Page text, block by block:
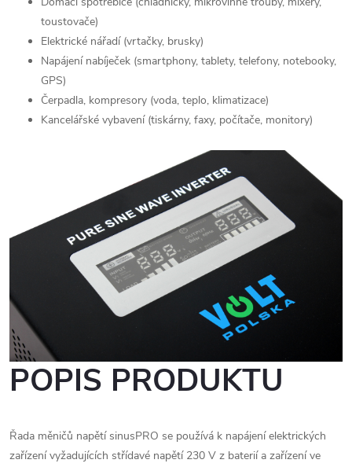
toustovače)
Elektrické nářadí (vrtačky, brusky)
Napájení nabíječek (smartphony, tablety, telefony, notebooky,
GPS)
Čerpadla, kompresory (voda, teplo, klimatizace)
Kancelářské vybavení (tiskárny, faxy, počítače, monitory)
POPIS PRODUKTU
Řada měničů napětí sinusPRO se používá k napájení elektrických
zařízení vyžadujících střídavé napětí 230 V z baterií a zařízení ve